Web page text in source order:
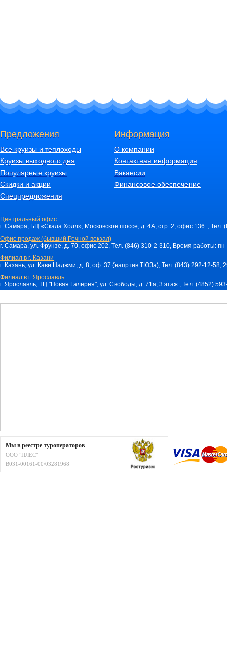
Предложения
Все круизы и теплоходы
Круизы выходного дня
Популярные круизы
Скидки и акции
Спецпредложения
Информация
О компании
Контактная информация
Вакансии
Финансовое обеспечение
Центральный офис
г. Самара, БЦ «Скала Холл», Московское шоссе, д. 4А, стр. 2, офис 136. ,
Офис продаж (бывший Речной вокзал)
г. Самара, ул. Фрунзе, д. 70, офис 202, Тел. (846) 310-2-310, Время работы:
Филиал в г. Казани
г. Казань, ул. Кави Наджми, д. 8, оф. 37 (напртив ТЮЗа), Тел. (843) 292-12-
Филиал в г. Ярославль
г. Ярославль, ТЦ "Новая Галерея", ул. Свободы, д. 71a, 3 этаж , Тел. (4852)
Мы в реестре туроператоров
ООО "ПЛЁС"
В031-00161-00/03281968